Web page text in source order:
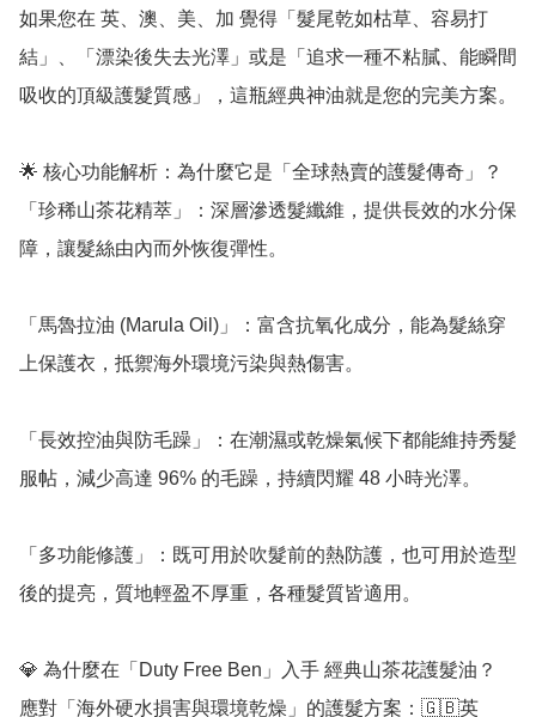
如果您在 英、澳、美、加 覺得「髮尾乾如枯草、容易打
結」、「漂染後失去光澤」或是「追求一種不粘膩、能瞬間
吸收的頂級護髮質感」，這瓶經典神油就是您的完美方案。
🌟 核心功能解析：為什麼它是「全球熱賣的護髮傳奇」？
「珍稀山茶花精萃」：深層滲透髮纖維，提供長效的水分保
障，讓髮絲由內而外恢復彈性。
「馬魯拉油 (Marula Oil)」：富含抗氧化成分，能為髮絲穿
上保護衣，抵禦海外環境污染與熱傷害。
「長效控油與防毛躁」：在潮濕或乾燥氣候下都能維持秀髮
服帖，減少高達 96% 的毛躁，持續閃耀 48 小時光澤。
「多功能修護」：既可用於吹髮前的熱防護，也可用於造型
後的提亮，質地輕盈不厚重，各種髮質皆適用。
💎 為什麼在「Duty Free Ben」入手 經典山茶花護髮油？
應對「海外硬水損害與環境乾燥」的護髮方案：🇬🇧英